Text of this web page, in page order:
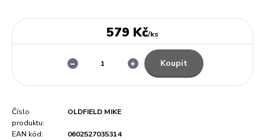
579 Kč/ks
Koupit
Číslo
produktu:
OLDFIELD MIKE
EAN kód:
0602527035314